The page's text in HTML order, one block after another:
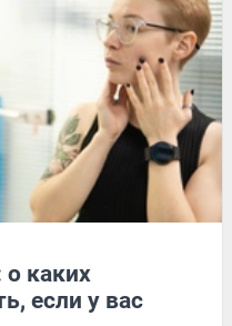
о каких
если у вас